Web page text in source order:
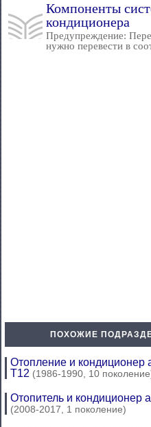
Компоненты
кондиционера
Предупреждение:
нужно перевести в
ПОХОЖИЕ
Отопление и
Т12 (1986-1990, 10
Отопитель и кондиционер
(2008-2017, 1 поколение)